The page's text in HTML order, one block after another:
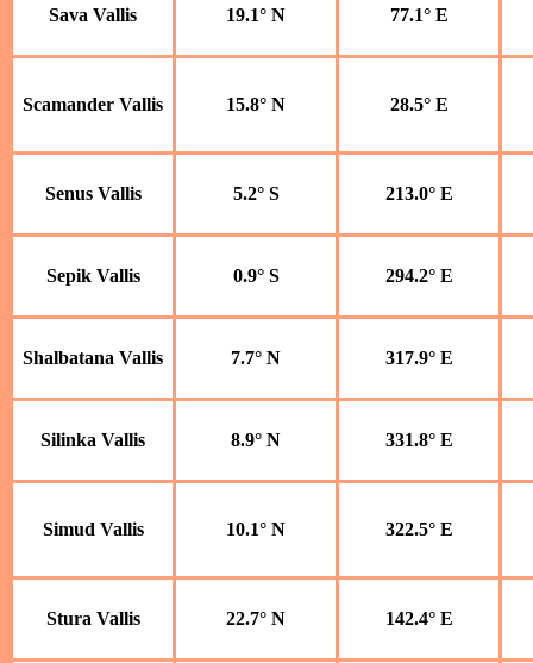
Sava Vallis 19.1° N 77.1° E
Scamander Vallis 15.8° N 28.5° E
Senus Vallis 5.2° S 213.0° E
Sepik Vallis 0.9° S 294.2° E
Shalbatana Vallis 7.7° N 317.9° E
Silinka Vallis 8.9° N 331.8° E
Simud Vallis 10.1° N 322.5° E
Stura Vallis 22.7° N 142.4° E